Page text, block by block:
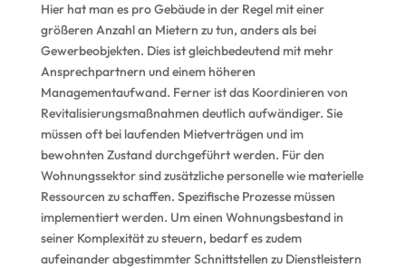
Hier hat man es pro Gebäude in der Regel mit einer
größeren Anzahl an Mietern zu tun, anders als bei
Gewerbeobjekten. Dies ist gleichbedeutend mit mehr
Ansprechpartnern und einem höheren
Managementaufwand. Ferner ist das Koordinieren von
Revitalisierungsmaßnahmen deutlich aufwändiger. Sie
müssen oft bei laufenden Mietverträgen und im
bewohnten Zustand durchgeführt werden. Für den
Wohnungssektor sind zusätzliche personelle wie materielle
Ressourcen zu schaffen. Spezifische Prozesse müssen
implementiert werden. Um einen Wohnungsbestand in
seiner Komplexität zu steuern, bedarf es zudem
aufeinander abgestimmter Schnittstellen zu Dienstleistern